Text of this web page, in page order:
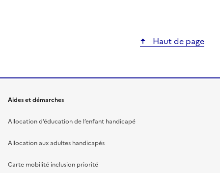
Haut de page
Aides et démarches
Allocation d’éducation de l’enfant handicapé
Allocation aux adultes handicapés
Carte mobilité inclusion priorité